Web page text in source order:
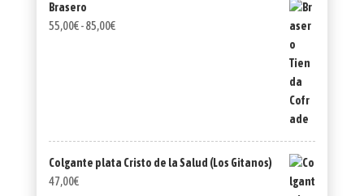
Brasero
55,00€ - 85,00€Rango
Colgante plata Cristo de la Salud (Los Gitanos)
47,00€